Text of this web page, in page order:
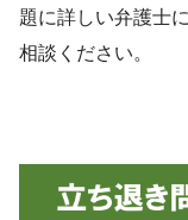
題に詳しい弁護士
相談ください。